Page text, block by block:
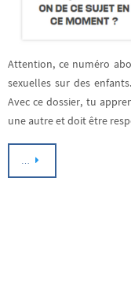
Attention, ce numéro
sexuelles sur des
Avec ce dossier, tu
une autre et doit être
…